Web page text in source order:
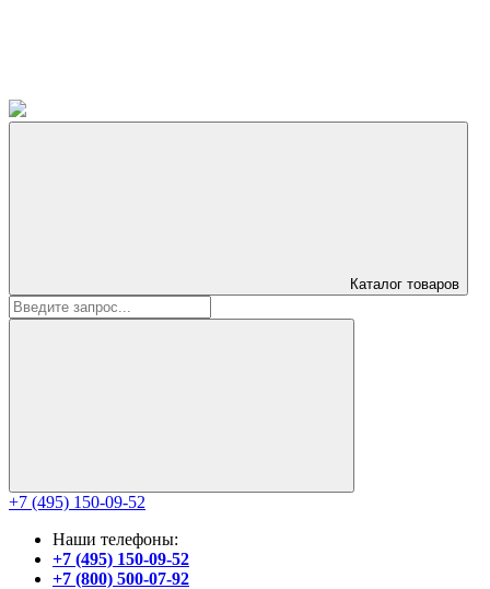
Каталог товаров
+7 (495) 150-09-52
Наши телефоны:
+7 (495) 150-09-52
+7 (800) 500-07-92